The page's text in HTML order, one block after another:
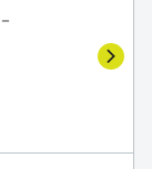
－